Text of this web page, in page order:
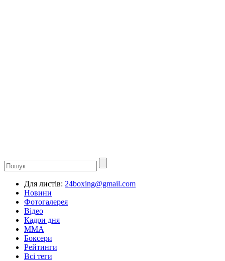
Для листів: 24boxing@gmail.com
Новини
Фотогалерея
Відео
Кадри дня
ММА
Боксери
Рейтинги
Всі теги